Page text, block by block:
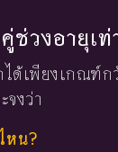
ช่วงอายุเ
ด้เพียงเกณฑ์ก
จงว่า
หน?